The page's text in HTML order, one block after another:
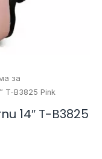
за
T-B3825 Pink
14″ T-B3825